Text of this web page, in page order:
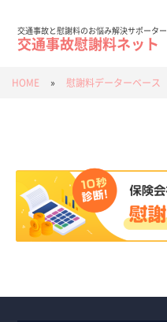
交通事故と慰謝料のお悩み解決サポーター
交通事故慰謝料ネット
HOME » 慰謝料データーベース